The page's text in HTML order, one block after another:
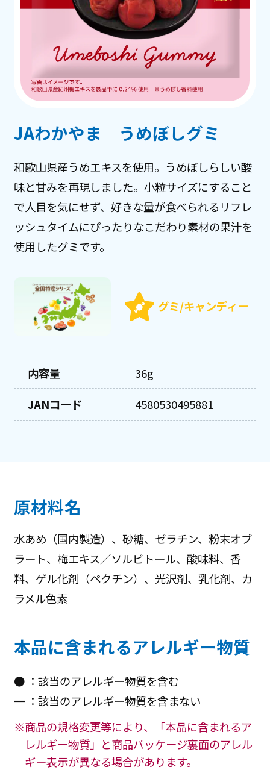
JAわかやま うめぼしグミ
和歌山県産うめエキスを使用。うめぼしらしい酸
味と甘みを再現しました。小粒サイズにすること
で人目を気にせず、好きな量が食べられるリフレ
ッシュタイムにぴったりなこだわり素材の果汁を
使用したグミです。
グミ/キャンディー
内容量 36g
JANコード 4580530495881
原材料名
水あめ（国内製造）、砂糖、ゼラチン、粉末オブ
ラート、梅エキス／ソルビトール、酸味料、香
料、ゲル化剤（ペクチン）、光沢剤、乳化剤、カ
ラメル色素
本品に含まれるアレルギー物質
● ：該当のアレルギー物質を含む
━ ：該当のアレルギー物質を含まない
※商品の規格変更等により、「本品に含まれるア
レルギー物質」と商品パッケージ裏面のアレル
ギー表示が異なる場合があります。